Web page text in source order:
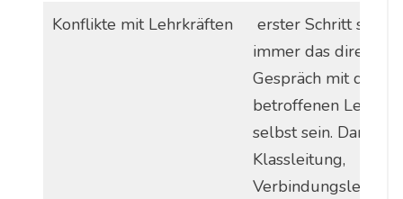
Konflikte mit Lehrkräften
erster Schritt sollte
immer das direkte
Gespräch mit der
betroffenen
selbst sein.
Klassleitung,
Verbindungslehrer